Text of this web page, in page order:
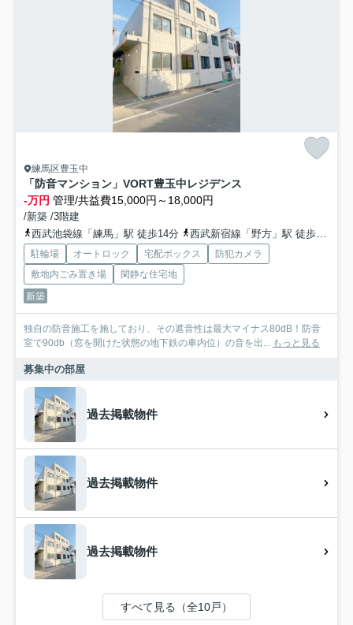
練馬区豊玉中
「防音マンション」VORT豊玉中レジデンス
-万円 管理/共益費15,000円～18,000円
/新築 /3階建
西武池袋線「練馬」駅 徒歩14分
西武新宿線「野方」駅 徒歩16分
駐輪場 オートロック 宅配ボックス
防犯カメラ
敷地内ごみ置き場
閑静な住宅地
新築
独自の防音施工を施しており、その遮音性は最大マイナス80dB！防音
室で90db（窓を開けた状態の地下鉄の車内位）の音を出... もっと見る
募集中の部屋
過去掲載物件
過去掲載物件
過去掲載物件
すべて見る（全10戸）